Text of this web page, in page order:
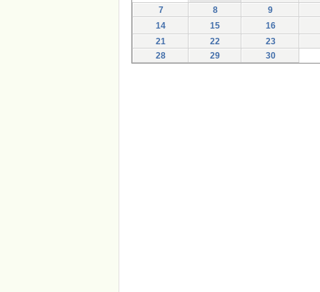
7
8 9
14
15 16
21
22 23
28
29 30